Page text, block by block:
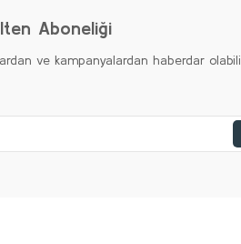
Aboneliği
ve kampanyalardan haberdar